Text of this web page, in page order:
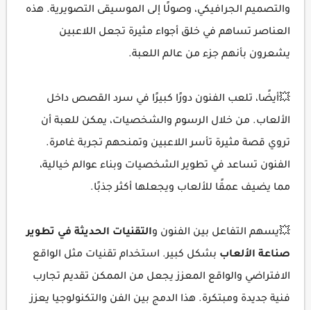
والتصميم الجرافيكي، وصولًا إلى الموسيقى التصويرية. هذه
العناصر تساهم في خلق أجواء مثيرة تجعل اللاعبين
يشعرون بأنهم جزء من عالم اللعبة.
💥أيضًا، تلعب الفنون دورًا كبيرًا في سرد القصص داخل
الألعاب. من خلال الرسوم والشخصيات، يمكن للعبة أن
تروي قصة مثيرة تأسر اللاعبين وتمنحهم تجربة غامرة.
الفنون تساعد في تطوير الشخصيات وبناء عوالم خيالية،
مما يضيف عمقًا للألعاب ويجعلها أكثر جذبًا.
💥يسهم التفاعل بين الفنون والتقنيات الحديثة في تطوير
صناعة الألعاب بشكل كبير. استخدام تقنيات مثل الواقع
الافتراضي والواقع المعزز يجعل من الممكن تقديم تجارب
فنية جديدة ومبتكرة. هذا الدمج بين الفن والتكنولوجيا يعزز